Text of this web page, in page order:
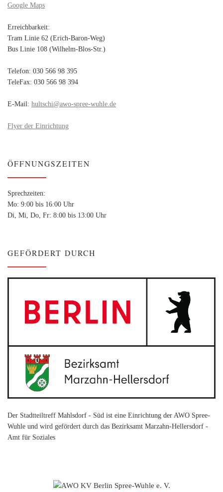
Google Maps
Erreichbarkeit:
Tram Linie 62 (Erich-Baron-Weg)
Bus Linie 108 (Wilhelm-Blos-Str.)
Telefon: 030 566 98 395
TeleFax: 030 566 98 394
E-Mail: hultschi@awo-spree-wuhle.de
Flyer der Einrichtung
ÖFFNUNGSZEITEN
Sprechzeiten:
Mo: 9:00 bis 16:00 Uhr
Di, Mi, Do, Fr: 8:00 bis 13:00 Uhr
GEFÖRDERT DURCH
Der Stadtteiltreff Mahlsdorf - Süd ist eine Einrichtung der AWO Spree-
Wuhle und wird gefördert durch das Bezirksamt Marzahn-Hellersdorf -
Amt für Soziales